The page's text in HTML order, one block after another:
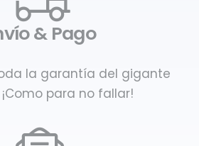
& Pago
la garantía del gigante
para no fallar!